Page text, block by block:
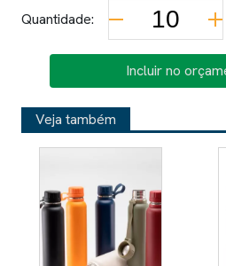
Quantidade:
Incluir no
Veja também